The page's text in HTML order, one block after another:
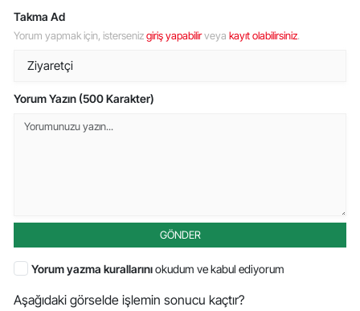
Takma Ad
Yorum yapmak için, istersenizgiriş yapabilirveya kayıt olabilirsiniz.
Yorum Yazın (500 Karakter)
GÖNDER
Yorum yazma kurallarınıokudum ve kabul ediyorum
Aşağıdaki görselde işlemin sonucu kaçtır?